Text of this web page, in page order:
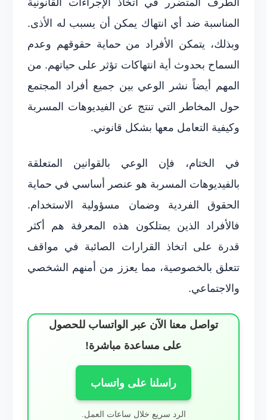
المناسبة ضد أي انتهاك يمكن أن يسبب له الأذى.
وبذلك، يتمكن الأفراد من حماية حقوقهم وعدم
السماح بحدوث أية انتهاكات تؤثر على حياتهم. من
المهم أيضاً نشر الوعي بين جميع أفراد المجتمع
حول المخاطر التي تنتج عن الفيديوهات المسربة
وكيفية التعامل معها بشكل قانوني.
في الختام، فإن الوعي بالقوانين المتعلقة
بالفيديوهات المسربة هو عنصر أساسي في حماية
الحقوق الفردية وضمان مسؤولية الاستخدام.
فالأفراد الذين يمتلكون هذه المعرفة هم أكثر
قدرة على اتخاذ القرارات الصائبة في مواقف
تتعلق بالخصوصية، مما يعزز من أمنهم الشخصي
والاجتماعي.
تواصل معنا الآن عبر الواتساب للحصول
على مساعدة مباشرة!
راسلنا على واتساب
الرد سريع خلال ساعات العمل.